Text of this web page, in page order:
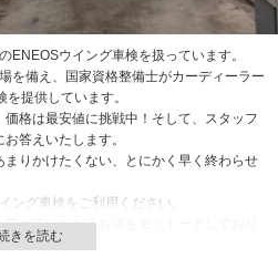
ENEOSウイング車検を扱っています。
を備え、国家資格整備士がカーディーラー
提供しています。
格は最安値に挑戦中！そして、スタッフ
答えいたします。
りかけたくない、とにかく早く終わらせ
ング車検をご利用ください。
せていただくお店をモットーとしており